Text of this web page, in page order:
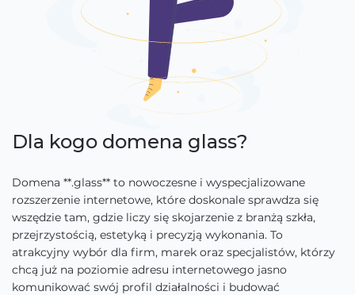
Dla kogo domena glass?
Domena **.glass** to nowoczesne i wyspecjalizowane
rozszerzenie internetowe, które doskonale sprawdza się
wszędzie tam, gdzie liczy się skojarzenie z branżą szkła,
przejrzystością, estetyką i precyzją wykonania. To
atrakcyjny wybór dla firm, marek oraz specjalistów, którzy
chcą już na poziomie adresu internetowego jasno
komunikować swój profil działalności i budować